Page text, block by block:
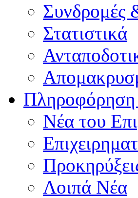
Συνδρομές
Στατιστικά
Νέα του
Λοιπά Νέα